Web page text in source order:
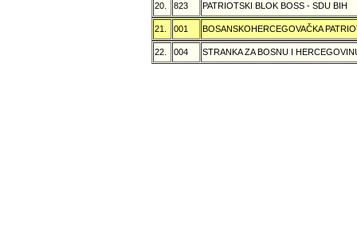
20. 823 PATRIOTSKI BLOK BOSS - SDU BIH
21. 001 BOSANSKOHERCEGOVAČKA
22. 004 STRANKA ZA BOSNU I